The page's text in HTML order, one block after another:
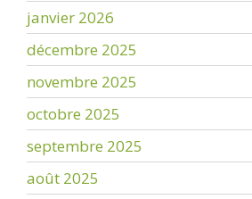
janvier 2026
décembre 2025
novembre 2025
octobre 2025
septembre 2025
août 2025